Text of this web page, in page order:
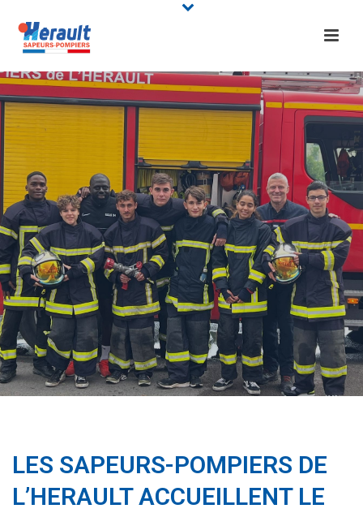
LES SAPEURS-POMPIERS DE
L’HERAULT ACCUEILLENT LE